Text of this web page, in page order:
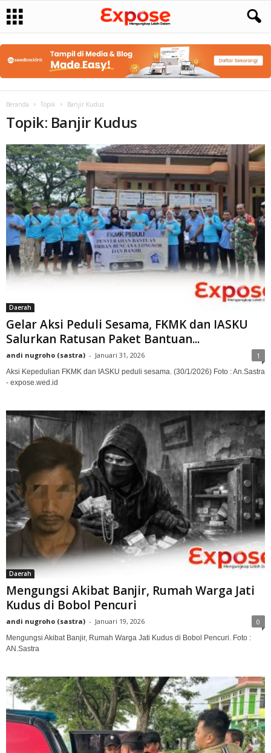
Beranda Topik Banjir Kudus
Topik: Banjir Kudus
Daerah
Gelar Aksi Peduli Sesama, FKMK dan IASKU
Salurkan Ratusan Paket Bantuan...
andi nugroho (sastra) - Januari 31, 2026 1
Aksi Kepedulian FKMK dan IASKU peduli sesama. (30/1/2026) Foto : An.Sastra
- expose.wed.id
Daerah
Mengungsi Akibat Banjir, Rumah Warga Jati
Kudus di Bobol Pencuri‎‎
andi nugroho (sastra) - Januari 19, 2026 0
‎Mengungsi Akibat Banjir, Rumah Warga Jati Kudus di Bobol Pencuri. Foto :
AN.Sastra